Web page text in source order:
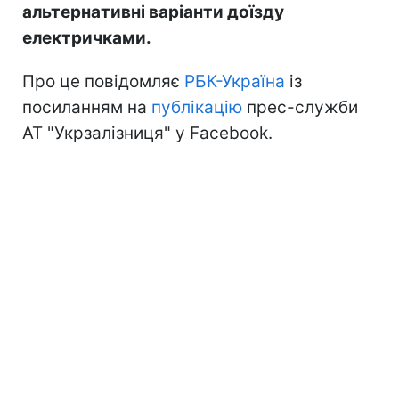
альтернативні варіанти доїзду
електричками.
Про це повідомляє РБК-Україна із
посиланням на публікацію прес-служби
АТ "Укрзалізниця" у Facebook.